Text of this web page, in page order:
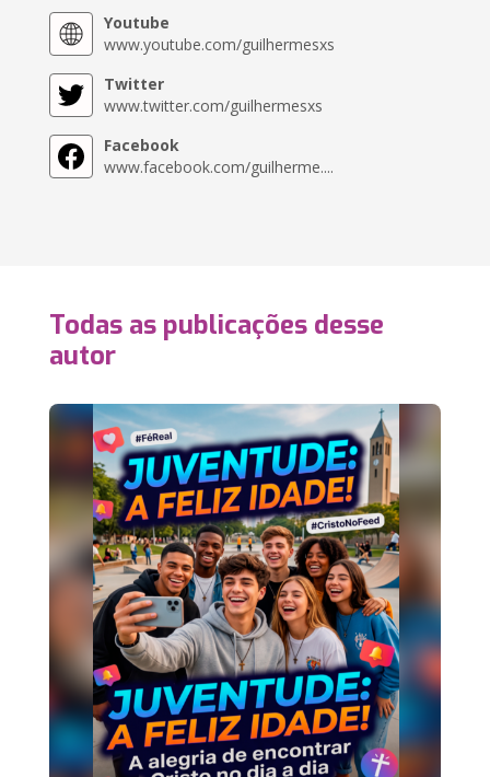
Youtube
www.youtube.com/guilhermesxs
Twitter
www.twitter.com/guilhermesxs
Facebook
www.facebook.com/guilherme....
Todas as publicações desse
autor